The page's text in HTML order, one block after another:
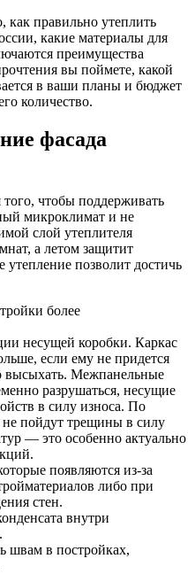
как правильно утеплить
какие материалы для
преимущества
вы поймете, какой
в ваши планы и бюджет
количество.
фасада
чтобы поддерживать
микроклимат и не
слой утеплителя
а летом защитит
позволит достичь
более
несущей коробки. Каркас
если ему не придется
высыхать. Межпанельные
разрушаться, несущие
в силу износа. По
не пойдут трещины в силу
— это особенно актуально
появляются из-за
либо при
стен.
внутри
швам в постройках,